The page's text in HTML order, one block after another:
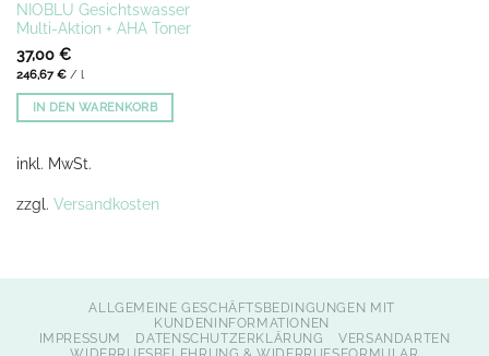
NIOBLU Gesichtswasser
Multi-Aktion + AHA Toner
37,00 €
246,67€/ l
IN DEN WARENKORB
inkl. MwSt.
zzgl. Versandkosten
ALLGEMEINE GESCHÄFTSBEDINGUNGEN MIT
KUNDENINFORMATIONEN
IMPRESSUM
DATENSCHUTZERKLÄRUNG
VERSANDARTEN